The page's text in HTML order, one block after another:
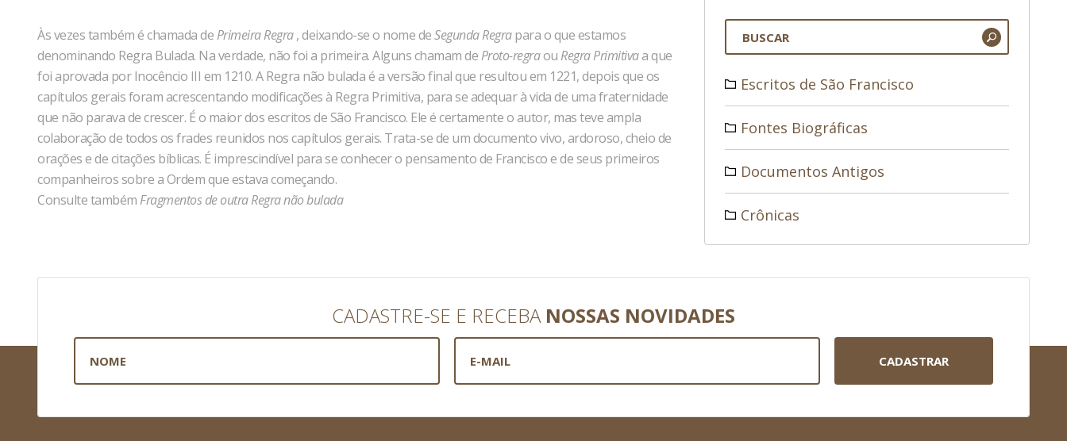
Às vezes também é chamada de Primeira Regra, deixando-se o nome deSegunda Regrapara o que estamos
denominando Regra Bulada. Na verdade, não foi a primeira. Alguns chamam de Proto-regraou Regra Primitivaa que
foi aprovada por Inocêncio III em 1210. A Regra não bulada é a versão final que resultou em 1221, depois que os
capítulos gerais foram acrescentando modificações à Regra Primitiva, para se adequar à vida de uma fraternidade
que não parava de crescer. É o maior dos escritos de São Francisco. Ele é certamente o autor, mas teve ampla
colaboração de todos os frades reunidos nos capítulos gerais. Trata-se de um documento vivo, ardoroso, cheio de
orações e de citações bíblicas. É imprescindível para se conhecer o pensamento de Francisco e de seus primeiros
companheiros sobre a Ordem que estava começando.
Consulte também Fragmentos de outra Regra não bulada
Escritos de São Francisco
Fontes Biográficas
Documentos Antigos
Crônicas
CADASTRE-SE E RECEBA NOSSAS NOVIDADES
CADASTRAR